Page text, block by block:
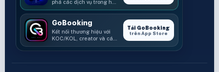
phá các dịch vụ trong hệ
sinh thái Height.
GoBooking
Kết nối thương hiệu với
KOC/KOL, creator và các
cơ hội booking.
Tải GoBooking
trên App Store